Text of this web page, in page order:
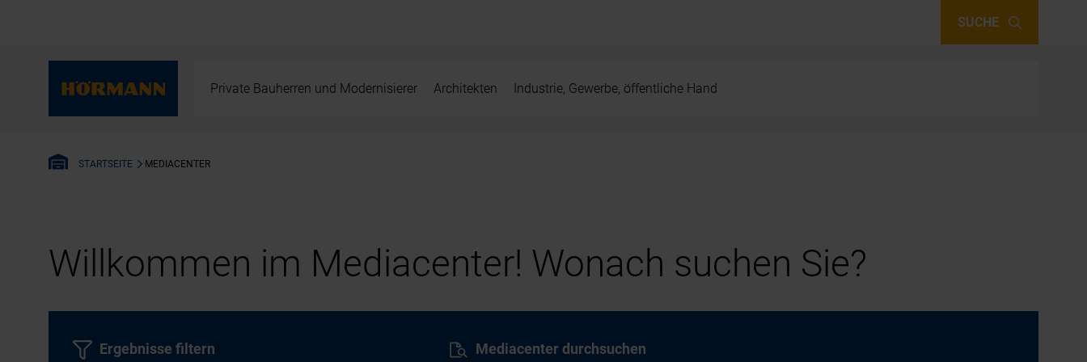
SUCHE
Private Bauherren und Modernisierer Architekten Industrie, Gewerbe, öffentliche Hand
STARTSEITE MEDIACENTER
Willkommen im Mediacenter! Wonach suchen Sie?
Mediacenter durchsuchen
Ergebnisse filtern